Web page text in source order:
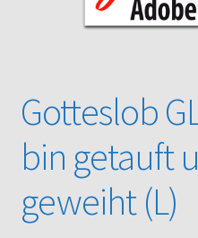
Noten – Shop
Über uns
Gotteslob
bin getauft
geweiht (L)